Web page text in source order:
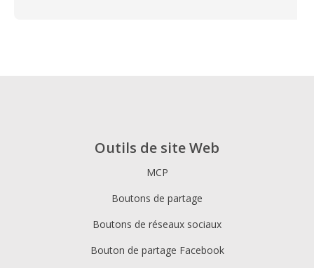
Outils de site Web
MCP
Boutons de partage
Boutons de réseaux sociaux
Bouton de partage Facebook